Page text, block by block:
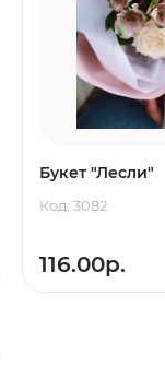
Букет "Лесли"
Код: 3082
116.00р.